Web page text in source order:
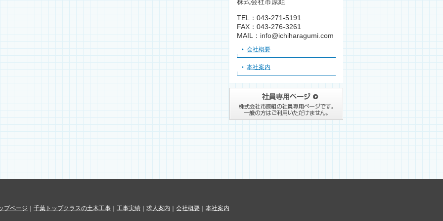
TEL：043-271-5191
FAX：043-276-3261
MAIL：info@ichiharagumi.com
会社概要
本社案内
プページ 千葉トップクラスの土木工事 工事実績 求人案内 会社概要 本社案内